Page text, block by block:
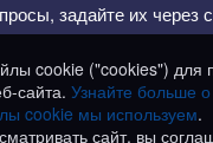
задайте их через
cookie ("cookies") для
сайта. Узнайте больше
cookie мы используем.
сайт, вы